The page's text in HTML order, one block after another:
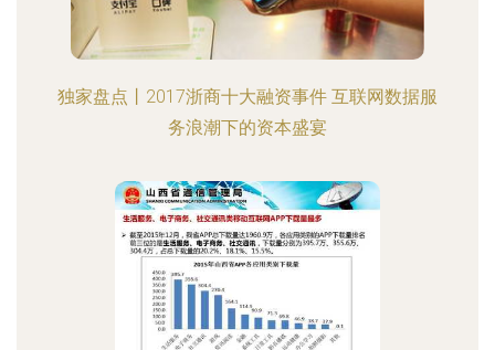
独家盘点丨2017浙商十大融资事件 互联网数据服
务浪潮下的资本盛宴